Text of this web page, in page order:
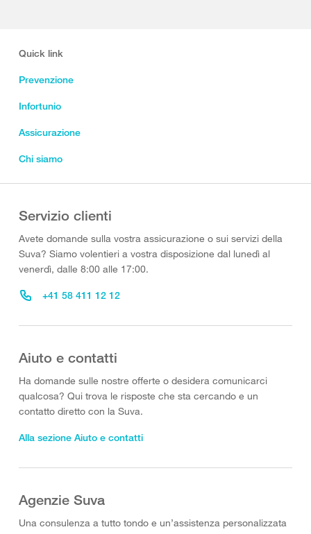
Quick link
Prevenzione
Infortunio
Assicurazione
Chi siamo
Servizio clienti
Avete domande sulla vostra assicurazione o sui servizi della
Suva? Siamo volentieri a vostra disposizione dal lunedì al
venerdì, dalle 8:00 alle 17:00.
+41 58 411 12 12
Aiuto e contatti
Ha domande sulle nostre offerte o desidera comunicarci
qualcosa? Qui trova le risposte che sta cercando e un
contatto diretto con la Suva.
Alla sezione Aiuto e contatti
Agenzie Suva
Una consulenza a tutto tondo e un’assistenza personalizzata